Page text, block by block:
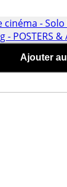
Ajouter
manga
- reawakening